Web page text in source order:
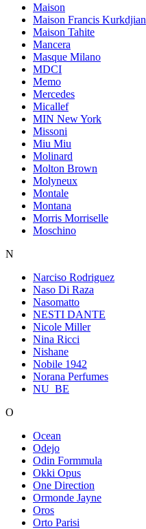
Maison
Maison Francis Kurkdjian
Maison Tahite
Mancera
Masque Milano
MDCI
Memo
Mercedes
Micallef
MIN New York
Missoni
Miu Miu
Molinard
Molton Brown
Molyneux
Montale
Montana
Morris Morriselle
Moschino
N
Narciso Rodriguez
Naso Di Raza
Nasomatto
NESTI DANTE
Nicole Miller
Nina Ricci
Nishane
Nobile 1942
Norana Perfumes
NU_BE
O
Ocean
Odejo
Odin Formmula
Okki Opus
One Direction
Ormonde Jayne
Oros
Orto Parisi